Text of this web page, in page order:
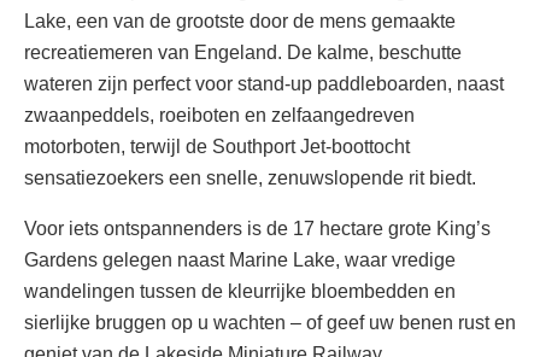
Lake, een van de grootste door de mens gemaakte
recreatiemeren van Engeland. De kalme, beschutte
wateren zijn perfect voor stand-up paddleboarden, naast
zwaanpeddels, roeiboten en zelfaangedreven
motorboten, terwijl de Southport Jet-boottocht
sensatiezoekers een snelle, zenuwslopende rit biedt.
Voor iets ontspannenders is de 17 hectare grote King’s
Gardens gelegen naast Marine Lake, waar vredige
wandelingen tussen de kleurrijke bloembedden en
sierlijke bruggen op u wachten – of geef uw benen rust en